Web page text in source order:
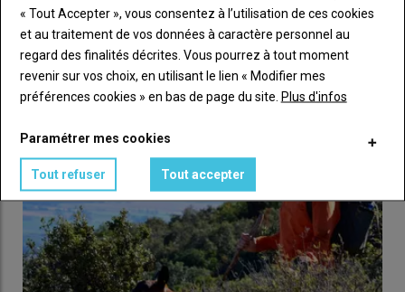
prédiction de seulement 51 %, faute de données suffisantes.
Les chercheurs veulent maintenant se servir de ces analyses
comportementales pour étudier lelien entre comportement
au pâturage et parasitisme gastro-intestinal. Ils se disent
également ouverts pour créer un partenariat pour développer
Plus d’infos surinrae.fr/…/chevres-cornectees-suivi-lactivite-
chevres-continu-dun-simple-mouvement-corne
Lire aussi : L’intelligence artificielle pour analyser le
comportement des chèvres
De moins en moins de chèvres au contrôle laitier
09 juillet 2026
En 2025, les élevages et effectifs de chèvres en contrôle laitier
officiel ont baissé, tandis que la taille moyenne des troupeaux…
« Tout Accepter », vous consentez à l’utilisation de ces cookies
et au traitement de vos données à caractère personnel au
regard des finalités décrites. Vous pourrez à tout moment
revenir sur vos choix, en utilisant le lien « Modifier mes
préférences cookies » en bas de page du site. Plus d'infos
Paramétrer mes cookies
Tout refuser Tout accepter